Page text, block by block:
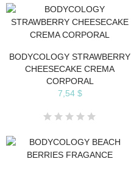
BODYCOLOGY STRAWBERRY
CHEESECAKE CREMA
CORPORAL
7,54 $